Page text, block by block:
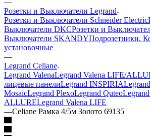
Розетки и Выключатели Legrand
Розетки и Выключатели Schneider Electric
Выключатели DKCРозетки и
Выключатели SKANDYПодрозетники.
установочные
—
Legrand Celiane
Legrand ValenaLegrand Valena LIFE/
лицевые панелиLegrand INSPIRIA
MosaicLegrand PlexoLegrand Quteo
ALLURELegrand Valena LIFE
—Celiane Рамка 4/5м Золото 69135